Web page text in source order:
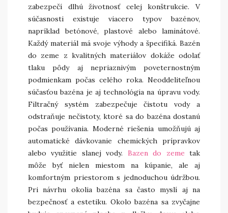
zabezpečí dlhú životnosť celej konštrukcie. V
súčasnosti existuje viacero typov bazénov,
napríklad betónové, plastové alebo laminátové.
Každý materiál má svoje výhody a špecifiká. Bazén
do zeme z kvalitných materiálov dokáže odolať
tlaku pôdy aj nepriaznivým poveternostným
podmienkam počas celého roka. Neoddeliteľnou
súčasťou bazéna je aj technológia na úpravu vody.
Filtračný systém zabezpečuje čistotu vody a
odstraňuje nečistoty, ktoré sa do bazéna dostanú
počas používania. Moderné riešenia umožňujú aj
automatické dávkovanie chemických prípravkov
alebo využitie slanej vody. Bazen do zeme tak
môže byť nielen miestom na kúpanie, ale aj
komfortným priestorom s jednoduchou údržbou.
Pri návrhu okolia bazéna sa často myslí aj na
bezpečnosť a estetiku. Okolo bazéna sa zvyčajne